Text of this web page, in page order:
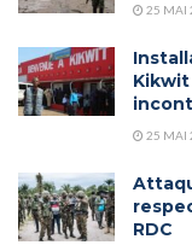
25 MAI
25 MAI
RDC